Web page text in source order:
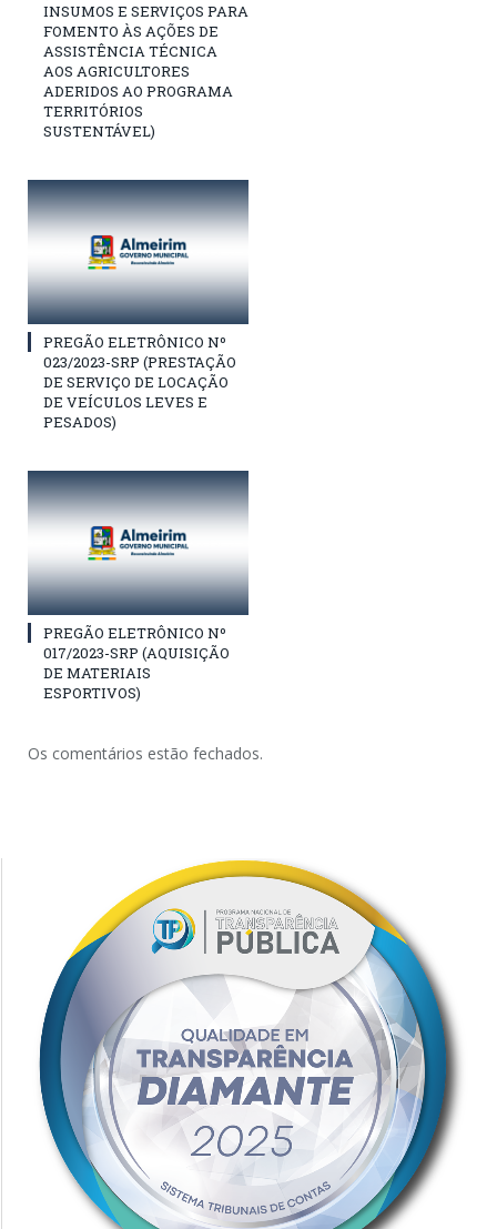
INSUMOS E SERVIÇOS PARA
FOMENTO ÀS AÇÕES DE
ASSISTÊNCIA TÉCNICA
AOS AGRICULTORES
ADERIDOS AO PROGRAMA
TERRITÓRIOS
SUSTENTÁVEL)
PREGÃO ELETRÔNICO Nº
023/2023-SRP (PRESTAÇÃO
DE SERVIÇO DE LOCAÇÃO
DE VEÍCULOS LEVES E
PESADOS)
PREGÃO ELETRÔNICO Nº
017/2023-SRP (AQUISIÇÃO
DE MATERIAIS
ESPORTIVOS)
Os comentários estão fechados.